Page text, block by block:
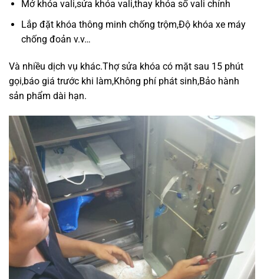
Mở khóa vali,sửa khóa vali,thay khóa số vali chính
Lắp đặt khóa thông minh chống trộm,Độ khóa xe máy
chống đoản v.v…
Và nhiều dịch vụ khác.Thợ sửa khóa có mặt sau 15 phút
gọi,báo giá trước khi làm,Không phí phát sinh,Bảo hành
sản phẩm dài hạn.